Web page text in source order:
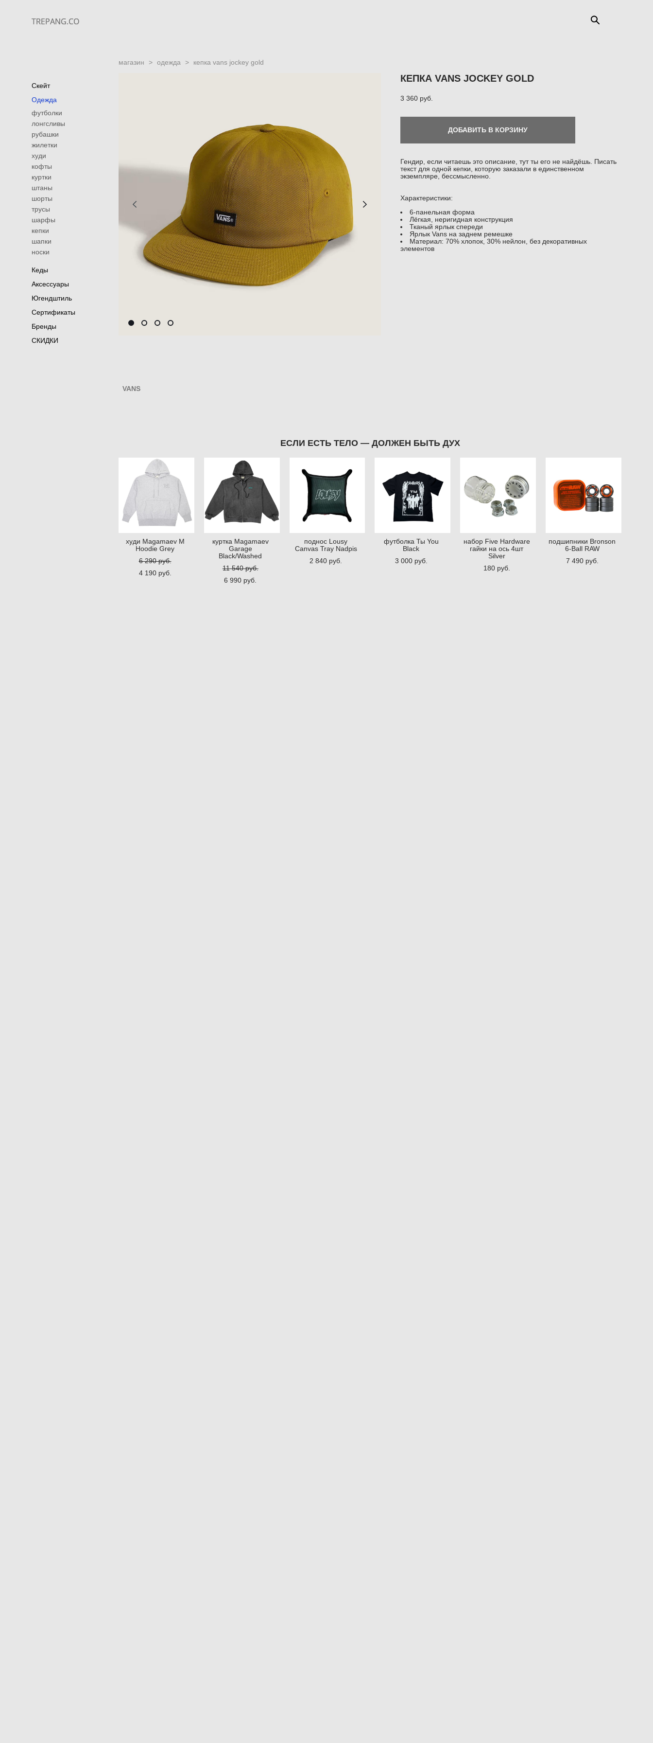
TREPANG.CO
TREPANG.CO
Скейт
Одежда
футболки
лонгсливы
рубашки
жилетки
худи
кофты
куртки
штаны
шорты
трусы
шарфы
кепки
шапки
носки
Кеды
Аксессуары
Югендштиль
Сертификаты
Бренды
СКИДКИ
магазин > одежда > кепка vans jockey gold
КЕПКА VANS JOCKEY GOLD
3 360 pуб.
ДОБАВИТЬ В КОРЗИНУ
Гендир, если читаешь это описание, тут ты его не найдёшь. Писать
текст для одной кепки, которую заказали в единственном
экземпляре, бессмысленно.
Характеристики:
6-панельная форма
Лёгкая, неригидная конструкция
Тканый ярлык спереди
Ярлык Vans на заднем ремешке
Материал: 70% хлопок, 30% нейлон, без декоративных
элементов
VANS
ЕСЛИ ЕСТЬ ТЕЛО — ДОЛЖЕН БЫТЬ ДУХ
худи Magamaev M
Hoodie Grey
6 290 pуб.
4 190 pуб.
куртка Magamaev
Garage
Black/Washed
11 540 pуб.
6 990 pуб.
поднос Lousy
Canvas Tray Nadpis
2 840 pуб.
футболка Ты You
Black
3 000 pуб.
набор Five Hardware
гайки на ось 4шт
Silver
180 pуб.
подшипники Bronson
6-Ball RAW
7 490 pуб.